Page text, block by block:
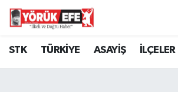
STK TÜRKİYE ASAYİŞ İLÇELER
Aydın Nöbetçi Eczaneler